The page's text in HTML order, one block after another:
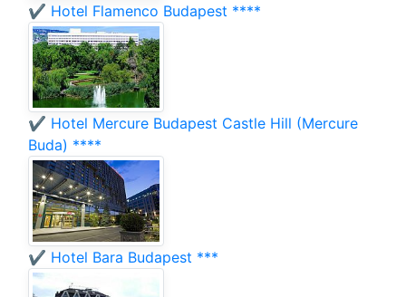
✔️ Hotel Flamenco Budapest ****
✔️ Hotel Mercure Budapest Castle Hill (Mercure
Buda) ****
✔️ Hotel Bara Budapest ***